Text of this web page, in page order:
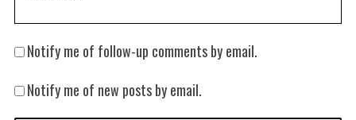
Notify me of follow-up comments by email.
Notify me of new posts by email.